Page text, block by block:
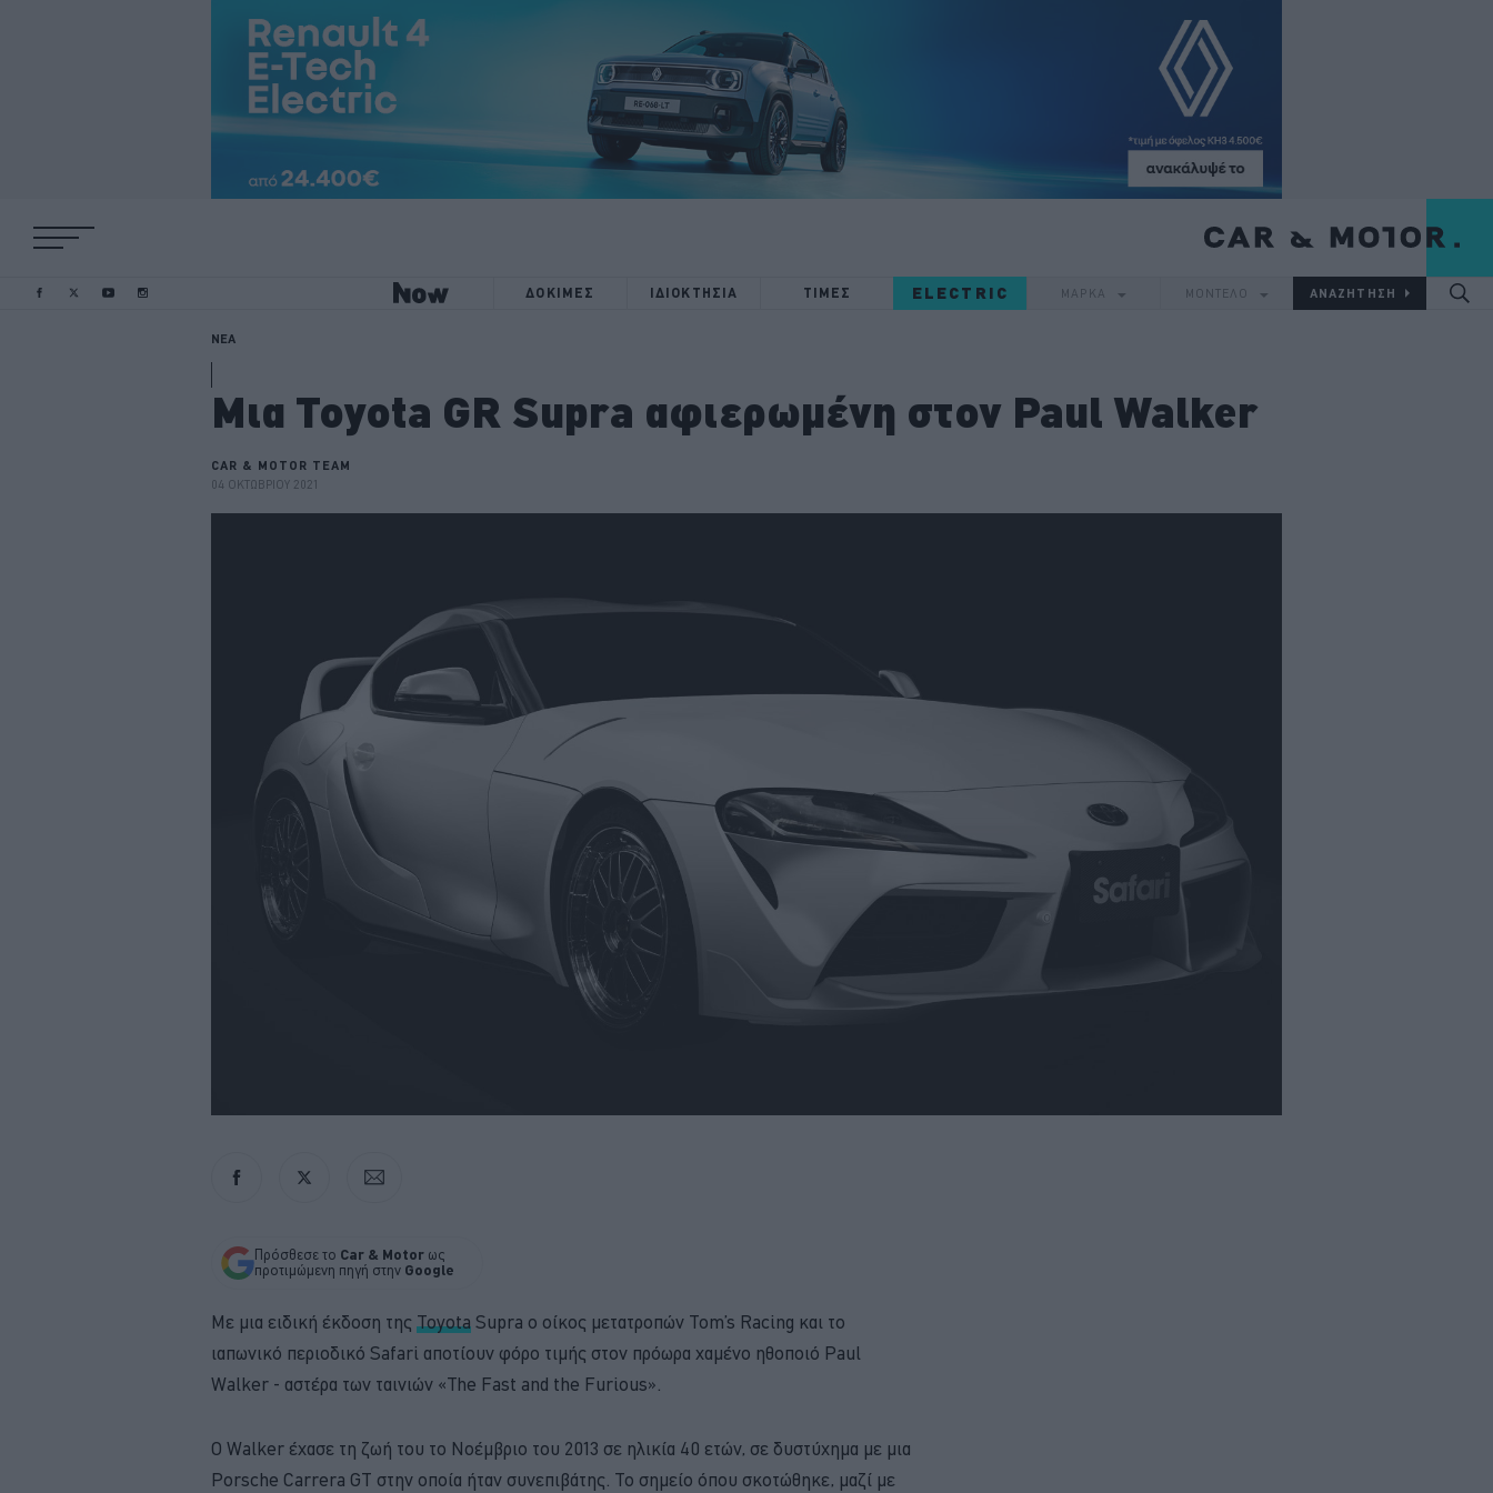
ΔΟΚΙΜΕΣ ΙΔΙΟΚΤΗΣΙΑ ΤΙΜΕΣ ELECTRIC ΜΑΡΚΑ ΜΟΝΤΕΛΟ
ΝΕΑ
Μια Toyota GR Supra αφιερωμένη στον Paul Walker
CAR & MOTOR TEAM
04 ΟΚΤΩΒΡΙΟΥ 2021
Πρόσθεσε το Car & Motor ως
προτιμώμενη πηγή στην Google
Με μια ειδική έκδοση της Toyota Supra ο οίκος μετατροπών Tom’s Racing και το
ιαπωνικό περιοδικό Safari αποτίουν φόρο τιμής στον πρόωρα χαμένο ηθοποιό Paul
Walker - αστέρα των ταινιών «The Fast and the Furious».
O Walker έχασε τη ζωή του το Νοέμβριο του 2013 σε ηλικία 40 ετών, σε δυστύχημα με μια
Porsche Carrera GT στην οποία ήταν συνεπιβάτης. Το σημείο όπου σκοτώθηκε, μαζί με